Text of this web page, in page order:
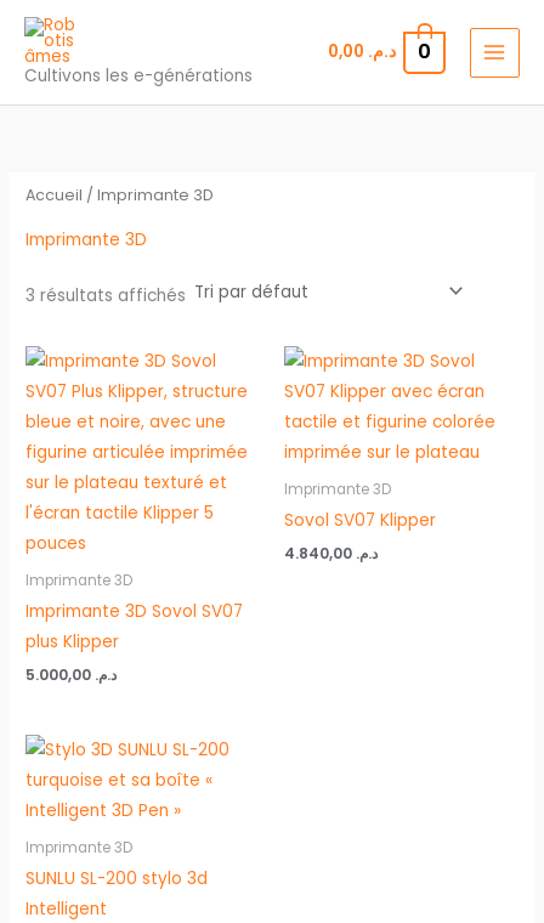
Aller
contenu
Cultivons les e-générations
د.م. 0
Accueil / Imprimante 3D
Imprimante 3D
3 résultats affichés
Imprimante 3D
Imprimante 3D Sovol SV07
plus Klipper
د.م.
Imprimante 3D
Sovol SV07 Klipper
د.م.
Imprimante 3D
SUNLU SL-200 stylo 3d
Intelligent